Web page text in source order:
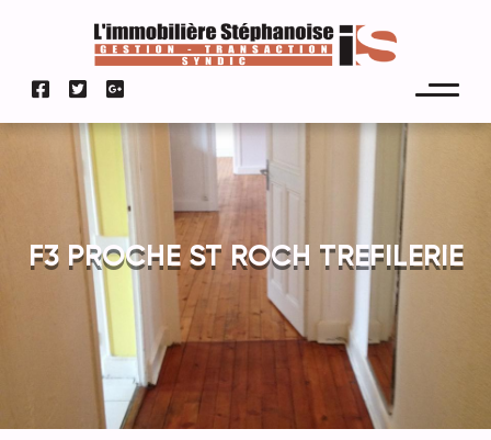
F3 PROCHE ST ROCH TREFILERIE